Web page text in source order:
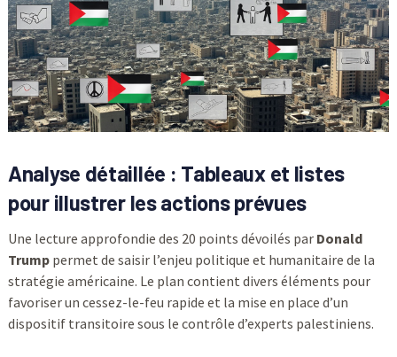
Analyse détaillée : Tableaux et listes
pour illustrer les actions prévues
Une lecture approfondie des 20 points dévoilés par Donald
Trumppermet de saisir l’enjeu politique et humanitaire de la
stratégie américaine. Le plan contient divers éléments pour
favoriser un cessez-le-feu rapide et la mise en place d’un
dispositif transitoire sous le contrôle d’experts palestiniens.